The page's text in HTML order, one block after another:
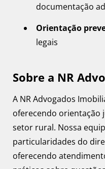
documentação
Orientação
legais
Sobre a NR
A NR Advogados
oferecendo orientação
setor rural. Nossa
particularidades do
oferecendo